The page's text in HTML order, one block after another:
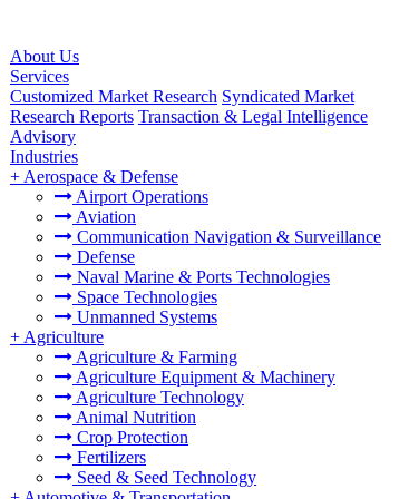
About Us
Services
Customized Market Research Syndicated Market
Research Reports Transaction & Legal Intelligence
Advisory
Industries
+ Aerospace & Defense
Airport Operations
Aviation
Communication Navigation & Surveillance
Defense
Naval Marine & Ports Technologies
Space Technologies
Unmanned Systems
+ Agriculture
Agriculture & Farming
Agriculture Equipment & Machinery
Agriculture Technology
Animal Nutrition
Crop Protection
Fertilizers
Seed & Seed Technology